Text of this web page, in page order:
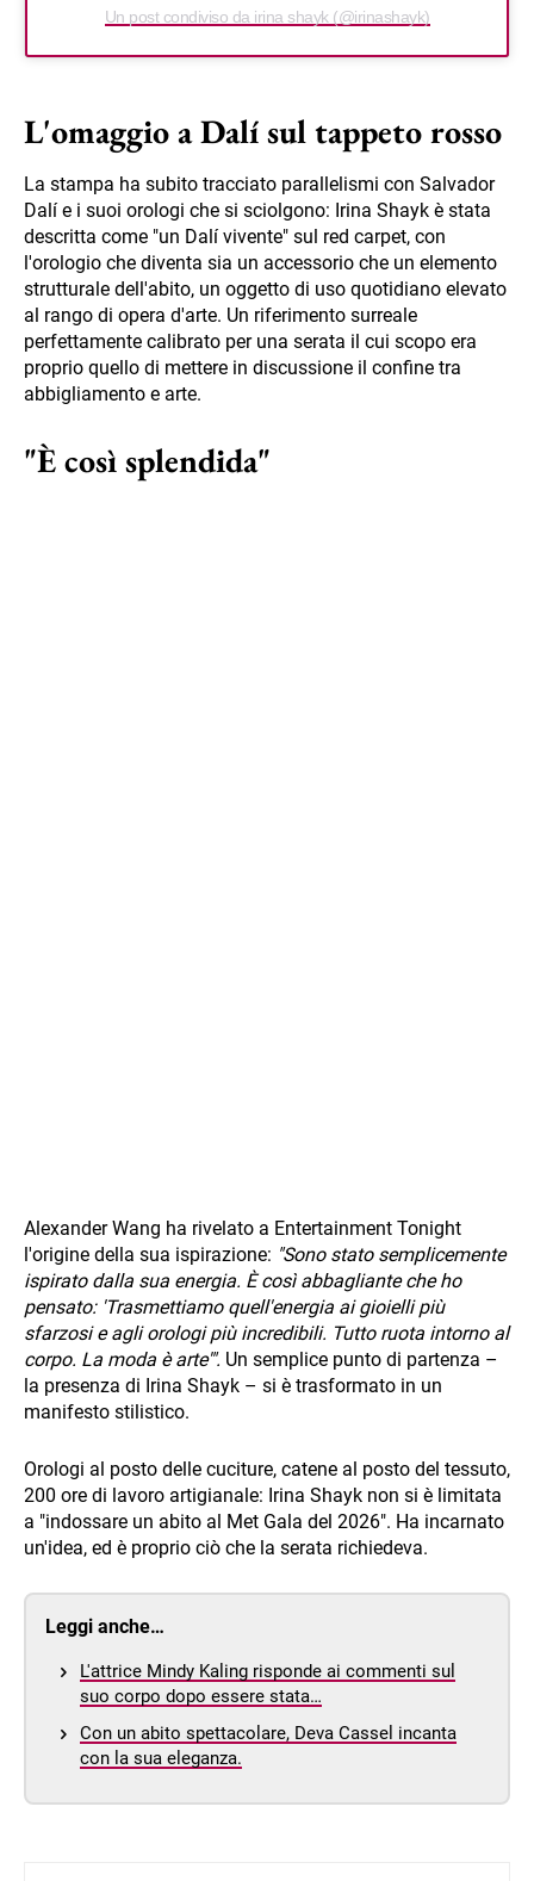
Un post condiviso da irina shayk (@irinashayk)
L'omaggio a Dalí sul tappeto rosso
La stampa ha subito tracciato parallelismi con Salvador
Dalí e i suoi orologi che si sciolgono: Irina Shayk è stata
descritta come "un Dalí vivente" sul red carpet, con
l'orologio che diventa sia un accessorio che un elemento
strutturale dell'abito, un oggetto di uso quotidiano elevato
al rango di opera d'arte. Un riferimento surreale
perfettamente calibrato per una serata il cui scopo era
proprio quello di mettere in discussione il confine tra
abbigliamento e arte.
"È così splendida"
Alexander Wang ha rivelato a Entertainment Tonight
l'origine della sua ispirazione: "Sono stato semplicemente
ispirato dalla sua energia. È così abbagliante che ho
pensato: 'Trasmettiamo quell'energia ai gioielli più
sfarzosi e agli orologi più incredibili. Tutto ruota intorno al
corpo. La moda è arte'". Un semplice punto di partenza –
la presenza di Irina Shayk – si è trasformato in un
manifesto stilistico.
Orologi al posto delle cuciture, catene al posto del tessuto,
200 ore di lavoro artigianale: Irina Shayk non si è limitata
a "indossare un abito al Met Gala del 2026". Ha incarnato
un'idea, ed è proprio ciò che la serata richiedeva.
Leggi anche…
L'attrice Mindy Kaling risponde ai commenti sul
suo corpo dopo essere stata…
Con un abito spettacolare, Deva Cassel incanta
con la sua eleganza.